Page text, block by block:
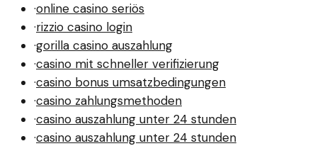
·online casino seriös
·rizzio casino login
·gorilla casino auszahlung
·casino mit schneller verifizierung
·casino bonus umsatzbedingungen
·casino zahlungsmethoden
·casino auszahlung unter 24 stunden
·casino auszahlung unter 24 stunden